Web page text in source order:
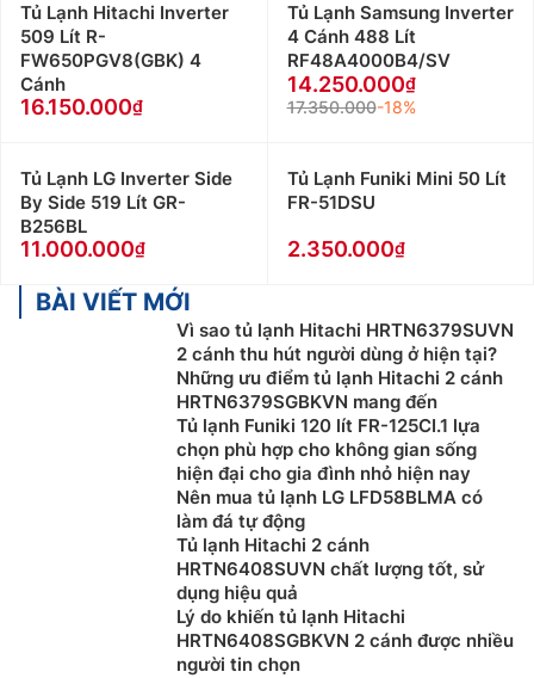
Tủ Lạnh Hitachi Inverter
509 Lít R-
FW650PGV8(GBK) 4
Cánh
16.150.000
Tủ Lạnh Samsung Inverter
4 Cánh 488 Lít
RF48A4000B4/SV
14.250.000
17.350.000-18%
Tủ Lạnh LG Inverter Side
By Side 519 Lít GR-
B256BL
11.000.000
Tủ Lạnh Funiki Mini 50 Lít
FR-51DSU
2.350.000
BÀI VIẾT MỚI
Vì sao tủ lạnh Hitachi HRTN6379SUVN
2 cánh thu hút người dùng ở hiện tại?
Những ưu điểm tủ lạnh Hitachi 2 cánh
HRTN6379SGBKVN mang đến
Tủ lạnh Funiki 120 lít FR-125CI.1 lựa
chọn phù hợp cho không gian sống
hiện đại cho gia đình nhỏ hiện nay
Nên mua tủ lạnh LG LFD58BLMA có
làm đá tự động
Tủ lạnh Hitachi 2 cánh
HRTN6408SUVN chất lượng tốt, sử
dụng hiệu quả
Lý do khiến tủ lạnh Hitachi
HRTN6408SGBKVN 2 cánh được nhiều
người tin chọn